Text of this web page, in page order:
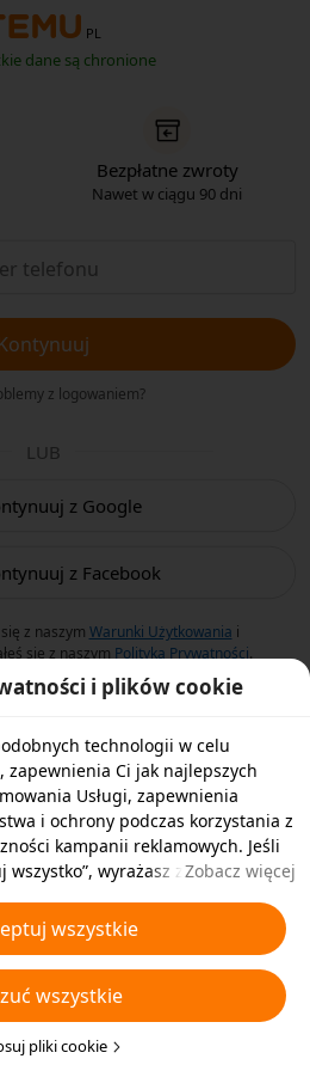
PL
dane są chronione
Bezpłatne zwroty
Nawet w ciągu 90 dni
z logowaniem?
LUB
z Google
z Facebook
z naszym Warunki Użytkowania i
się z naszym Polityka Prywatności.
i plików cookie
technologii w celu
zapewnienia Ci jak najlepszych
Usługi, zapewnienia
i ochrony podczas korzystania z
kampanii reklamowych. Jeśli
wszystko”, wyrażasz zgodę na
na Twoim urządzeniu w celach
wybrać opcję „Odrzucić wszystkie”,
pliki cookie lub wybrać typy
albo wyłączyć,
cookie” poniżej lub w dowolnej
Aby uzyskać więcej
Zobacz więcej
wszystkie
wszystkie
pliki cookie